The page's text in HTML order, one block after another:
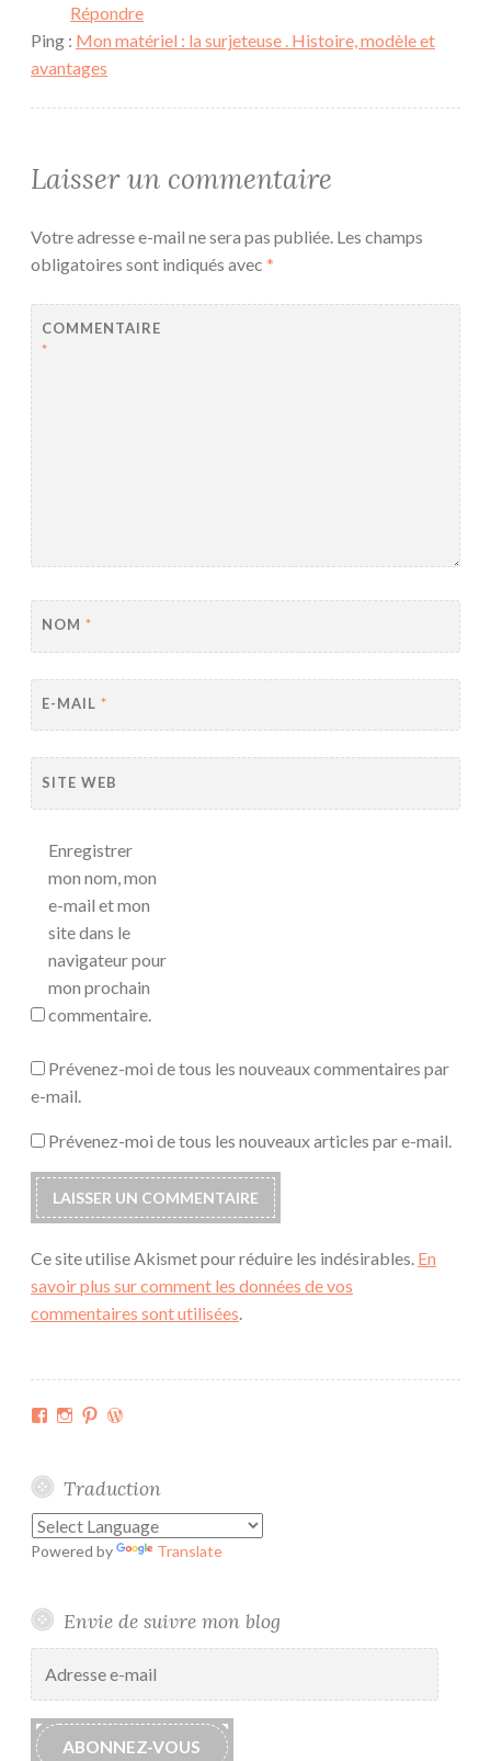
Répondre
Ping : Mon matériel : la surjeteuse . Histoire, modèle et
avantages
Laisser un commentaire
Votre adresse e-mail ne sera pas publiée. Les champs
obligatoires sont indiqués avec *
COMMENTAIRE
*
NOM *
E-MAIL *
SITE WEB
Enregistrer
mon nom, mon
e-mail et mon
site dans le
navigateur pour
mon prochain
commentaire.
Prévenez-moi de tous les nouveaux commentaires par
e-mail.
Prévenez-moi de tous les nouveaux articles par e-mail.
Ce site utilise Akismet pour réduire les indésirables. En
savoir plus sur comment les données de vos
commentaires sont utilisées.
Facebook
Instagram
Pinterest
Traduction
Powered by Translate
Envie de suivre mon blog
mail
ABONNEZ-VOUS